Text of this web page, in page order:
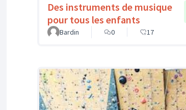
Des instruments de musique
pour tous les enfants
Bardin
0 17